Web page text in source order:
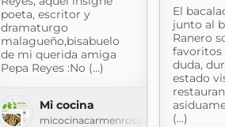
poeta, escritor y
dramaturgo
malagueño,bisabuelo
de mi querida amiga
Pepa Reyes :No (...)
Mi cocina
micocinacarmenrosa.blogspot.com
El
junto al
Ranero
favoritos
duda,
estado
(...)